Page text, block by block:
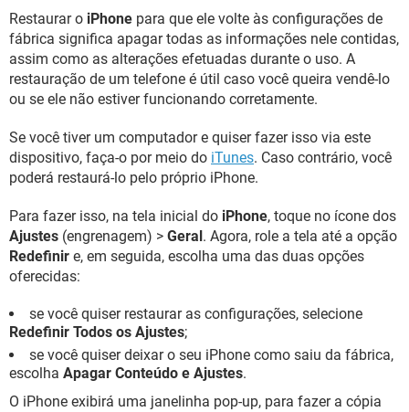
Restaurar o iPhone para que ele volte às configurações de
fábrica significa apagar todas as informações nele contidas,
assim como as alterações efetuadas durante o uso. A
restauração de um telefone é útil caso você queira vendê-lo
ou se ele não estiver funcionando corretamente.
Se você tiver um computador e quiser fazer isso via este
dispositivo, faça-o por meio do iTunes. Caso contrário, você
poderá restaurá-lo pelo próprio iPhone.
Para fazer isso, na tela inicial do iPhone, toque no ícone dos
Ajustes (engrenagem) > Geral. Agora, role a tela até a opção
Redefinir e, em seguida, escolha uma das duas opções
oferecidas:
se você quiser restaurar as configurações, selecione
Redefinir Todos os Ajustes;
se você quiser deixar o seu iPhone como saiu da fábrica,
escolha Apagar Conteúdo e Ajustes.
O iPhone exibirá uma janelinha pop-up, para fazer a cópia